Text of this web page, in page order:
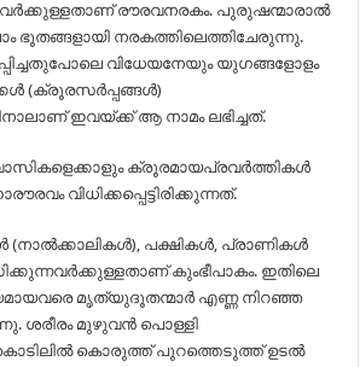
രൗരവനരകം. പുരുഷന്മാരാൽ
ഭൂതങ്ങളായി നരകത്തിലെത്തിചേരുന്നു.
വിധേയനേയും യുഗങ്ങളോളം
(ക്രൂരസർപ്പങ്ങൾ)
ഇവയ്ക്ക് ആ നാമം ലഭിച്ചത്.
ക്രൂരമായപ്രവർത്തികൾ
വിധിക്കപ്പെട്ടിരിക്കുന്നത്.
(നാൽ‌ക്കാലികൾ), പക്ഷികൾ, പ്രാണികൾ
കുംഭീപാകം. ഇതിലെ
മൃത്യുദൂതന്മാർ എണ്ണ നിറഞ്ഞ
ശരീരം മുഴുവൻ പൊള്ളി
കൊരുത്ത് പുറത്തെടുത്ത് ഉടൽ